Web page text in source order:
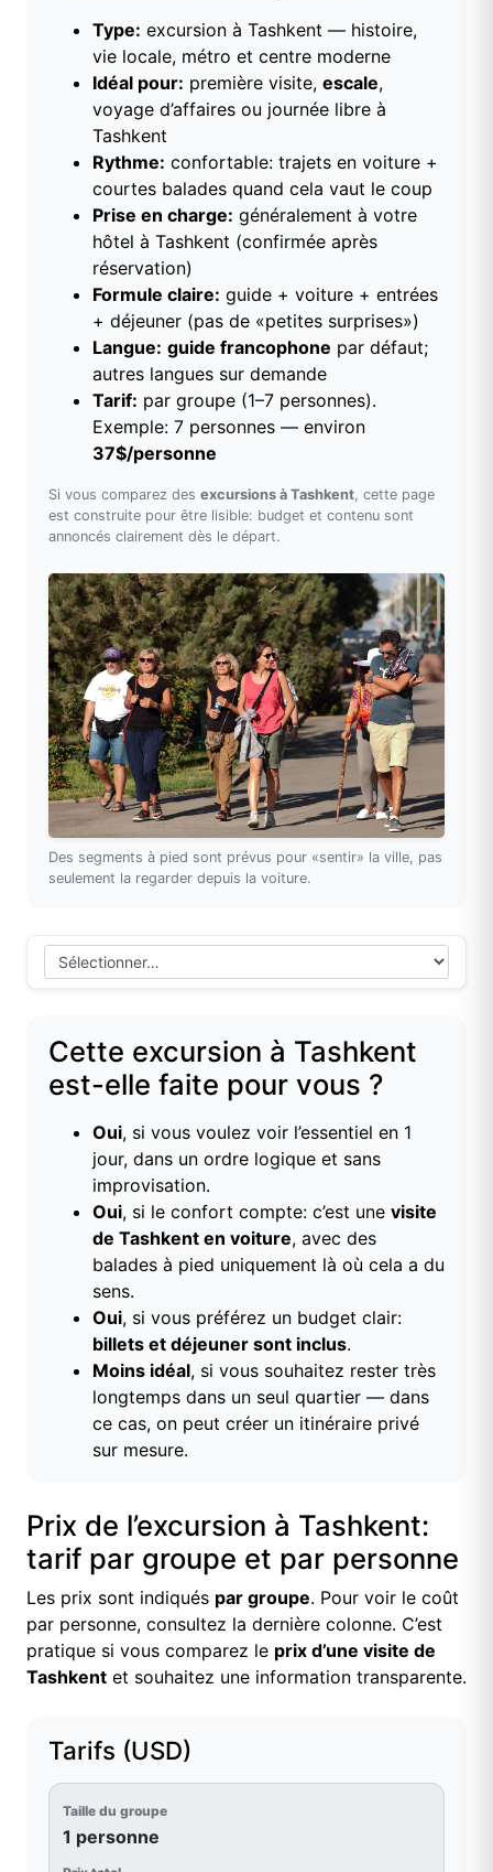
Type: excursion à Tashkent — histoire,
vie locale, métro et centre moderne
Idéal pour: première visite, escale,
voyage d’affaires ou journée libre à
Tashkent
Rythme: confortable: trajets en voiture +
courtes balades quand cela vaut le coup
Prise en charge: généralement à votre
hôtel à Tashkent (confirmée après
réservation)
Formule claire: guide + voiture + entrées
+ déjeuner (pas de «petites surprises»)
Langue: guide francophone par défaut;
autres langues sur demande
Tarif: par groupe (1–7 personnes).
Exemple: 7 personnes — environ
37$/personne
Si vous comparez des excursions à Tashkent , cette page
est construite pour être lisible: budget et contenu sont
annoncés clairement dès le départ.
Des segments à pied sont prévus pour «sentir» la ville, pas
seulement la regarder depuis la voiture.
Cette excursion à Tashkent
est-elle faite pour vous ?
Oui, si vous voulez voir l’essentiel en 1
jour, dans un ordre logique et sans
improvisation.
Oui, si le confort compte: c’est une visite
de Tashkent en voiture, avec des
balades à pied uniquement là où cela a du
sens.
Oui, si vous préférez un budget clair:
billets et déjeuner sont inclus.
Moins idéal, si vous souhaitez rester très
longtemps dans un seul quartier — dans
ce cas, on peut créer un itinéraire privé
sur mesure.
Prix de l’excursion à Tashkent:
tarif par groupe et par personne
Les prix sont indiqués par groupe. Pour voir le coût
par personne, consultez la dernière colonne. C’est
pratique si vous comparez le prix d’une visite de
Tashkent et souhaitez une information transparente.
Tarifs (USD)
1 personne